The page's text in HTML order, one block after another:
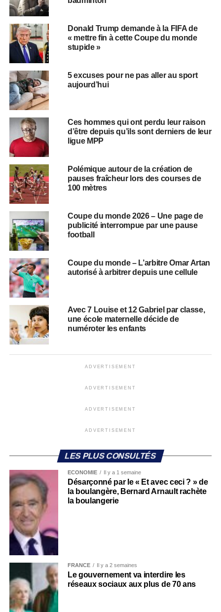
Donald Trump demande à la FIFA de
« mettre fin à cette Coupe du monde
stupide »
5 excuses pour ne pas aller au sport
aujourd’hui
Ces hommes qui ont perdu leur raison
d’être depuis qu’ils sont derniers de leur
ligue MPP
Polémique autour de la création de
pauses fraîcheur lors des courses de
100 mètres
Coupe du monde 2026 – Une page de
publicité interrompue par une pause
football
Coupe du monde – L’arbitre Omar Artan
autorisé à arbitrer depuis une cellule
Avec 7 Louise et 12 Gabriel par classe,
une école maternelle décide de
numéroter les enfants
ADVERTISEMENT
ADVERTISEMENT
ADVERTISEMENT
ADVERTISEMENT
LES PLUS CONSULTÉS
ECONOMIE Il y a 1 semaine
Désarçonné par le « Et avec ceci ? » de
la boulangère, Bernard Arnault rachète
la boulangerie
FRANCE Il y a 2 semaines
Le gouvernement va interdire les
réseaux sociaux aux plus de 70 ans